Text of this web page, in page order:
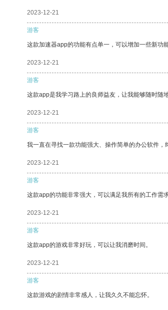
2023-12-21
游客
这款加速器app的功能有点单一，可以增加一些新功
2023-12-21
游客
这款app是我学习路上的良师益友，让我能够随时随
2023-12-21
游客
我一直在寻找一款功能强大、操作简单的办公软件
2023-12-21
游客
这款app的功能非常强大，可以满足我所有的工作需
2023-12-21
游客
这款app的游戏非常好玩，可以让我消磨时间。
2023-12-21
游客
这款游戏的剧情非常感人，让我久久不能忘怀。